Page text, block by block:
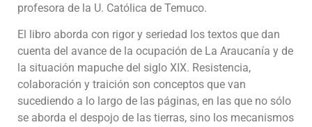
profesora de la U. Católica de Temuco.
El libro aborda con rigor y seriedad los textos que dan
cuenta del avance de la ocupación de La Araucanía y de
la situación mapuche del siglo XIX. Resistencia,
colaboración y traición son conceptos que van
sucediendo a lo largo de las páginas, en las que no sólo
se aborda el despojo de las tierras, sino los mecanismos